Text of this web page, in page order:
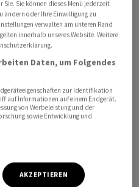
Sie können dieses Menü jederzeit
ändern oder Ihre Einwilligung zu
verwalten am unteren Rand
innerhalb unseres Website. Weitere
Daten, um Folgendes
zur Identifikation
auf Informationen auf einem Endgerät.
von Werbeleistung und der
sowie Entwicklung und
AKZEPTIEREN